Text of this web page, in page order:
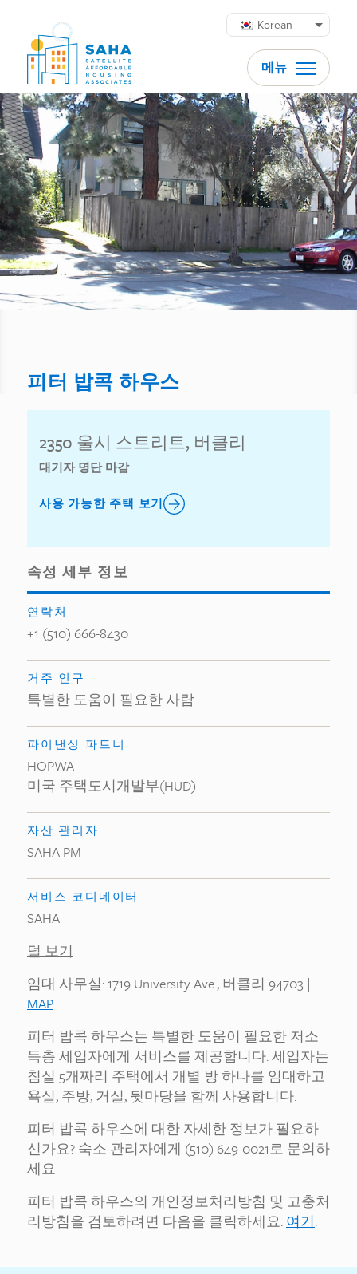
Korean
메뉴
피터 밥콕 하우스
2350 울시 스트리트, 버클리
대기자 명단 마감
사용 가능한 주택 보기
속성 세부 정보
연락처
+1 (510) 666-8430
거주 인구
특별한 도움이 필요한 사람
파이낸싱 파트너
HOPWA
미국 주택도시개발부(HUD)
자산 관리자
SAHA PM
서비스 코디네이터
SAHA
덜 보기
임대 사무실: 1719 University Ave., 버클리 94703 |
MAP
피터 밥콕 하우스는 특별한 도움이 필요한 저소
득층 세입자에게 서비스를 제공합니다. 세입자는
침실 5개짜리 주택에서 개별 방 하나를 임대하고
욕실, 주방, 거실, 뒷마당을 함께 사용합니다.
피터 밥콕 하우스에 대한 자세한 정보가 필요하
신가요? 숙소 관리자에게 (510) 649-0021로 문의하
세요.
피터 밥콕 하우스의 개인정보처리방침 및 고충처
리방침을 검토하려면 다음을 클릭하세요. 여기.